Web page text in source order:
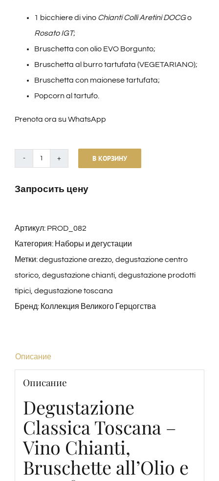
1 bicchiere di vino Chianti Colli Aretini DOCGo
Rosato IGT;
Bruschetta con olio EVO Borgunto;
Bruschetta al burro tartufata (VEGETARIANO);
Bruschetta con maionese tartufata;
Popcorn al tartufo.
Prenota ora su WhatsApp
Degustazione
Toscana
–
Vino
Chianti,
Bruschette
all’Olio
(+18)
В КОРЗИНУ
Запросить цену
Артикул: PROD_082
Категория: Наборы и дегустации
Метки:degustazione arezzo degustazione centro
storico degustazione chianti degustazione prodotti
tipici degustazione toscana
Бренд: Коллекция Великого Герцогства
Описание
Описание
Degustazione
Classica Toscana –
Vino Chianti,
Bruschette all’Olio e